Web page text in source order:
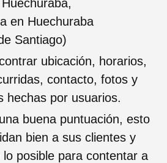
en Huechuraba
Santiago)
ubicación, horarios,
contacto, fotos y
hechas por usuarios.
buena puntuación, esto
bien a sus clientes y
posible para contentar a